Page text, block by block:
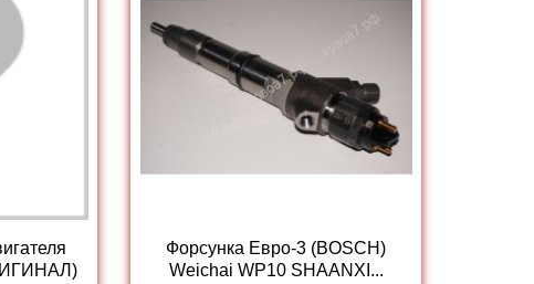
Форсунка Евро-3 (BOSCH)
Weichai WP10 SHAANXI...